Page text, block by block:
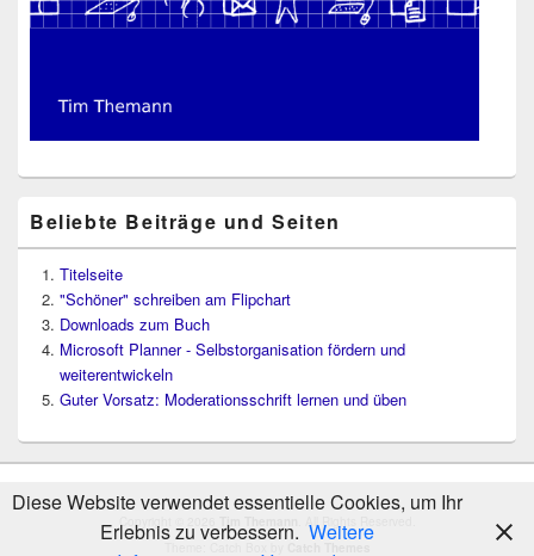
Beliebte Beiträge und Seiten
Titelseite
"Schöner" schreiben am Flipchart
Downloads zum Buch
Microsoft Planner - Selbstorganisation fördern und
weiterentwickeln
Guter Vorsatz: Moderationsschrift lernen und üben
Copyright © 2026 Tim Themann
. All Rights Reserved.
Diese Website verwendet essentielle Cookies, um Ihr
Erlebnis zu verbessern. Weitere